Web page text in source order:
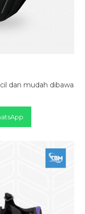
dan mudah dibawa